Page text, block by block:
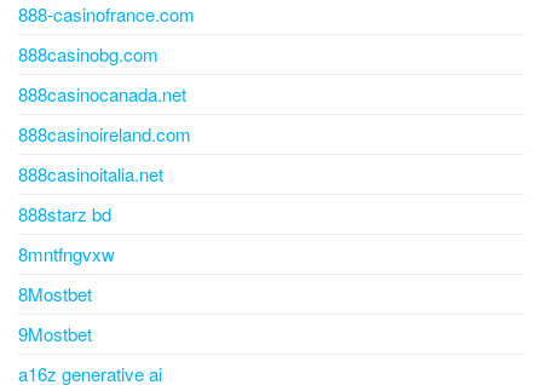
888-casinofrance.com
888casinobg.com
888casinocanada.net
888casinoireland.com
888casinoitalia.net
888starz bd
8mntfngvxw
8Mostbet
9Mostbet
a16z generative ai